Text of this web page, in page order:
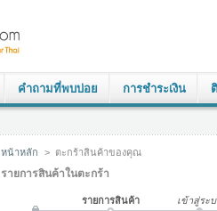
คำถามที่พบบ่อย การชำระเงิน
หน้าหลัก > ตะกร้าสินค้าของคุณ
รายการสินค้าในตะกร้า
รายการสินค้า เข้าสู่ระ